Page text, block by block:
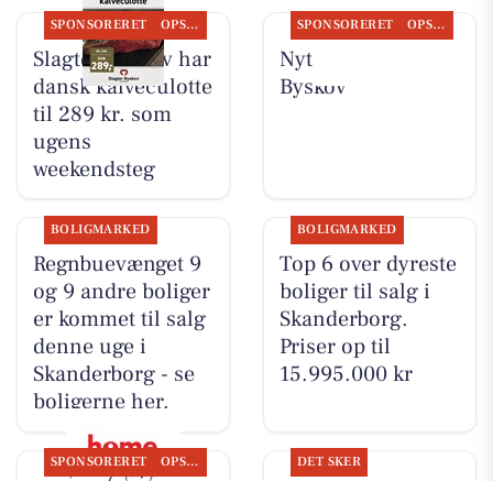
SPONSORERET OPSLAGSTAVLEN
Slagter Byskov har
dansk kalveculotte
til 289 kr. som
ugens
weekendsteg
SPONSORERET OPSLAGSTAVLEN
Nyt fra Slagter
Byskov
BOLIGMARKED
Regnbuevænget 9
og 9 andre boliger
er kommet til salg
denne uge i
Skanderborg - se
boligerne her.
BOLIGMARKED
Top 6 over dyreste
boliger til salg i
Skanderborg.
Priser op til
15.995.000 kr
SPONSORERET OPSLAGSTAVLEN DET SKER